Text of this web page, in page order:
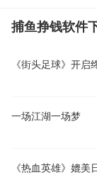
捕鱼挣钱软件
《街头足球》开启
一场江湖一场梦
《热血英雄》媲